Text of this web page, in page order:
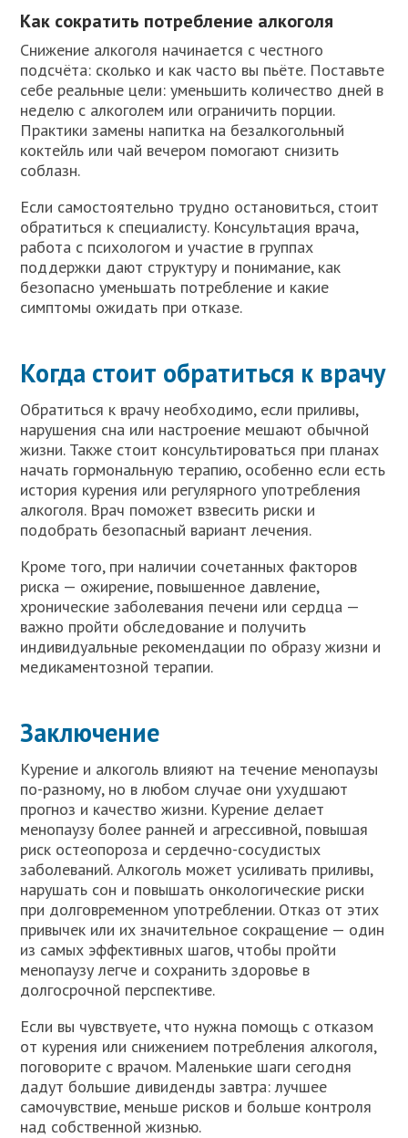
Как сократить потребление алкоголя
Снижение алкоголя начинается с честного
подсчёта: сколько и как часто вы пьёте. Поставьте
себе реальные цели: уменьшить количество дней в
неделю с алкоголем или ограничить порции.
Практики замены напитка на безалкогольный
коктейль или чай вечером помогают снизить
соблазн.
Если самостоятельно трудно остановиться, стоит
обратиться к специалисту. Консультация врача,
работа с психологом и участие в группах
поддержки дают структуру и понимание, как
безопасно уменьшать потребление и какие
симптомы ожидать при отказе.
Когда стоит обратиться к врачу
Обратиться к врачу необходимо, если приливы,
нарушения сна или настроение мешают обычной
жизни. Также стоит консультироваться при планах
начать гормональную терапию, особенно если есть
история курения или регулярного употребления
алкоголя. Врач поможет взвесить риски и
подобрать безопасный вариант лечения.
Кроме того, при наличии сочетанных факторов
риска — ожирение, повышенное давление,
хронические заболевания печени или сердца —
важно пройти обследование и получить
индивидуальные рекомендации по образу жизни и
медикаментозной терапии.
Заключение
Курение и алкоголь влияют на течение менопаузы
по-разному, но в любом случае они ухудшают
прогноз и качество жизни. Курение делает
менопаузу более ранней и агрессивной, повышая
риск остеопороза и сердечно-сосудистых
заболеваний. Алкоголь может усиливать приливы,
нарушать сон и повышать онкологические риски
при долговременном употреблении. Отказ от этих
привычек или их значительное сокращение — один
из самых эффективных шагов, чтобы пройти
менопаузу легче и сохранить здоровье в
долгосрочной перспективе.
Если вы чувствуете, что нужна помощь с отказом
от курения или снижением потребления алкоголя,
поговорите с врачом. Маленькие шаги сегодня
дадут большие дивиденды завтра: лучшее
самочувствие, меньше рисков и больше контроля
над собственной жизнью.